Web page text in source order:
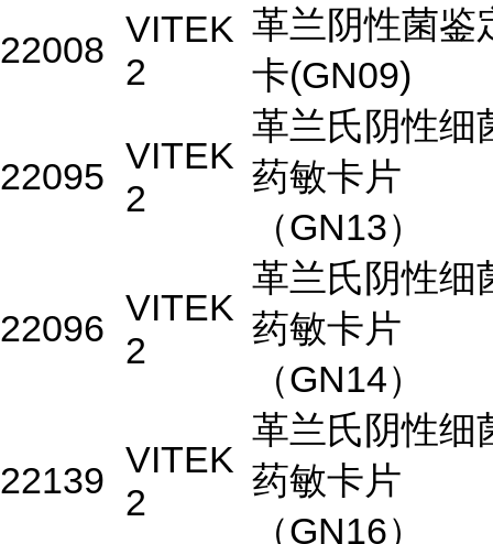
22008 VITEK
2
革兰阴性菌鉴
卡(GN09)
22095 VITEK
2
革兰氏阴性细
药敏卡片
（GN13）
22096 VITEK
2
革兰氏阴性细
药敏卡片
（GN14）
22139 VITEK
2
革兰氏阴性细
药敏卡片
（GN16）